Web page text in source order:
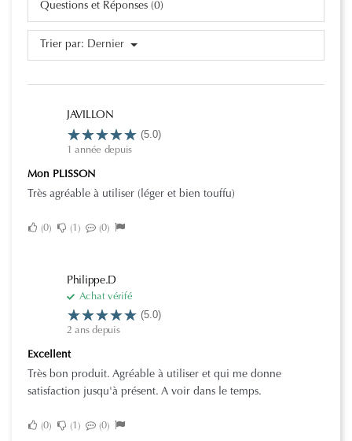
Questions et Réponses (0)
Trier par: Dernier
JAVILLON
(5.0)
1 année depuis
Mon PLISSON
Très agréable à utiliser (léger et bien touffu)
0 1 0
Philippe.D
Achat vérifé
(5.0)
2 ans depuis
Excellent
Très bon produit. Agréable à utiliser et qui me donne
satisfaction jusqu'à présent. A voir dans le temps.
0 1 0